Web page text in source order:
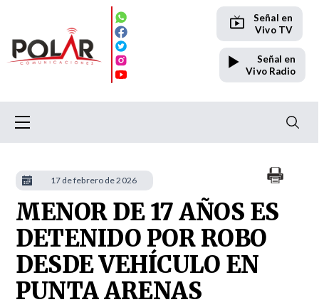
Señal en
Vivo TV
Señal en
Vivo Radio
MENOR DE 17 AÑOS ES
DETENIDO POR ROBO
DESDE VEHÍCULO EN
PUNTA ARENAS
17 de febrero de 2026